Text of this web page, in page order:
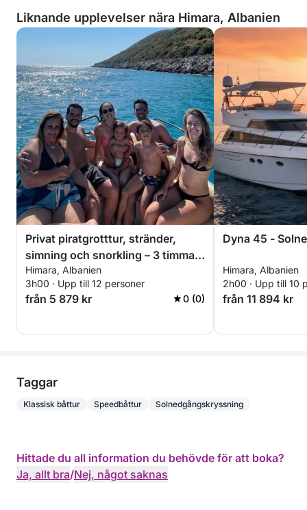
Liknande upplevelser nära Himara, Albanien
Privat piratgrotttur, stränder,
simning och snorkling – 3 timmars
exklusiv tur
Himara, Albanien
3h00 · Upp till 12 personer
från 5 879 kr 0 (0)
Dyna 45 -
Himara, Albanien
2h00 · Upp till 10
från 11 894 kr
Taggar
Klassisk båttur Speedbåttur Solnedgångskryssning
Hittade du all information du behövde för att boka?
Ja, allt bra/Nej, något saknas